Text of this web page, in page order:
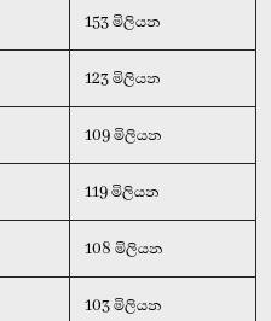
153 මිලියන
123 මිලියන
109 මිලියන
119 මිලියන
108 මිලියන
103 මිලියන